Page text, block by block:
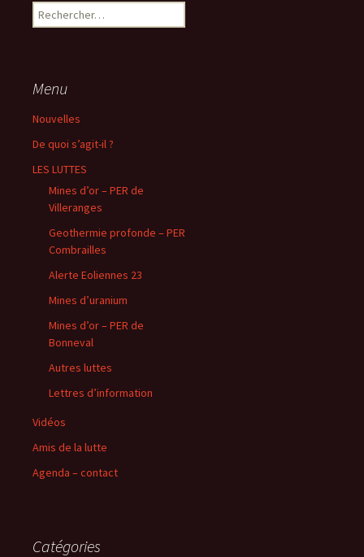
Rechercher :
Menu
Nouvelles
De quoi s’agit-il ?
LES LUTTES
Mines d’or – PER de
Villeranges
Geothermie profonde – PER
Combrailles
Alerte Eoliennes 23
Mines d’uranium
Mines d’or – PER de
Bonneval
Autres luttes
Lettres d’information
Vidéos
Amis de la lutte
Agenda – contact
Catégories